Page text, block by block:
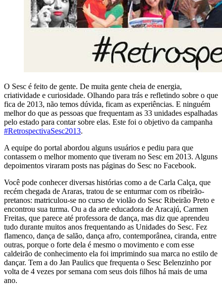
O Sesc é feito de gente. De muita gente cheia de energia,
criatividade e curiosidade. Olhando para trás e refletindo sobre o que
fica de 2013, não temos dúvida, ficam as experiências. E ninguém
melhor do que as pessoas que frequentam as 33 unidades espalhadas
pelo estado para contar sobre elas. Este foi o objetivo da campanha
#RetrospectivaSesc2013.
A equipe do portal abordou alguns usuários e pediu para que
contassem o melhor momento que tiveram no Sesc em 2013. Alguns
depoimentos viraram posts nas páginas do Sesc no Facebook.
Você pode conhecer diversas histórias como a de Carla Calça, que
recém chegada de Araras, tratou de se enturmar com os ribeirão-
pretanos: matriculou-se no curso de violão do Sesc Ribeirão Preto e
encontrou sua turma. Ou a da arte educadora de Aracajú, Carmen
Freitas, que parece até professora de dança, mas diz que aprendeu
tudo durante muitos anos frequentando as Unidades do Sesc. Fez
flamenco, dança de salão, dança afro, contemporânea, ciranda, entre
outras, porque o forte dela é mesmo o movimento e com esse
caldeirão de conhecimento ela foi imprimindo sua marca no estilo de
dançar. Tem a do Jan Paulics que frequenta o Sesc Belenzinho por
volta de 4 vezes por semana com seus dois filhos há mais de uma
ano.